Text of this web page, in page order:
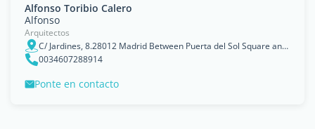
Alfonso Toribio Calero
Alfonso
Arquitectos
C/ Jardines, 8.28012 Madrid Between Puerta del Sol Square and Gran Vía street., Madrid City Center
0034607288914
Ponte en contacto